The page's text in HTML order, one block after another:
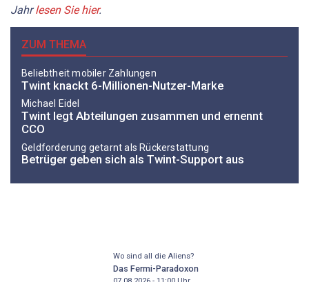
Jahrlesen Sie hier.
ZUM THEMA
Beliebtheit mobiler Zahlungen
Twint knackt 6-Millionen-Nutzer-Marke
Michael Eidel
Twint legt Abteilungen zusammen und ernennt
CCO
Geldforderung getarnt als Rückerstattung
Betrüger geben sich als Twint-Support aus
Wo sind all die Aliens?
Das Fermi-Paradoxon